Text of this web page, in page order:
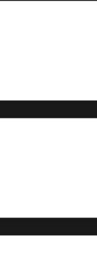
阶段将成为问
D3阶段不同，D0
产品的知识，并
小组长。
产品的知识。